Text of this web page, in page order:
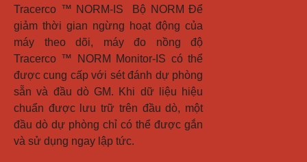
Tracerco ™ NORM-IS  Bộ NORM Để
giảm thời gian ngừng hoạt động của
máy theo dõi, máy đo nồng độ
Tracerco ™ NORM Monitor-IS có thể
được cung cấp với sét đánh dự phòng
sẵn và đầu dò GM. Khi dữ liệu hiệu
chuẩn được lưu trữ trên đầu dò, một
đầu dò dự phòng chỉ có thể được gắn
và sử dụng ngay lập tức.